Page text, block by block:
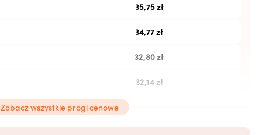
35,75zł
34,77zł
32,80zł
32,14zł
Zobacz wszystkie progi cenowe